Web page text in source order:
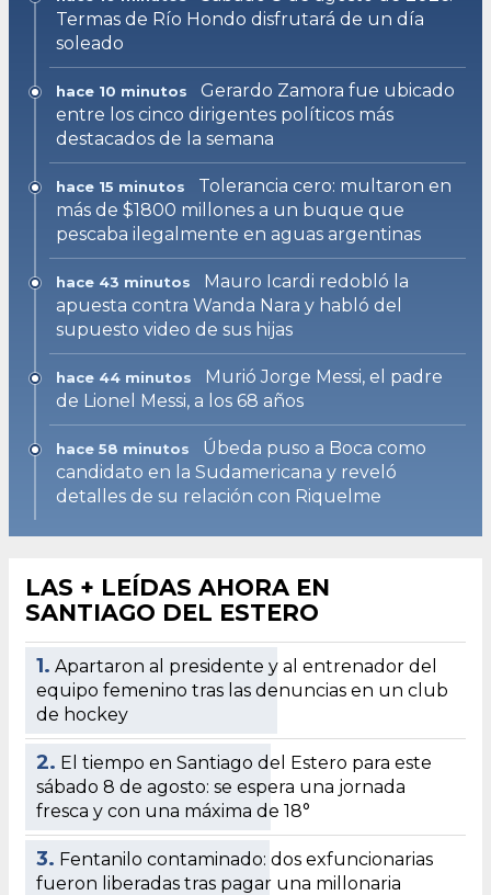
Termas de Río Hondo disfrutará de un día
soleado
hace 10 minutos
Gerardo Zamora fue ubicado
entre los cinco dirigentes políticos más
destacados de la semana
hace 15 minutos
Tolerancia cero: multaron en
más de $1800 millones a un buque que
pescaba ilegalmente en aguas argentinas
hace 43 minutos
Mauro Icardi redobló la
apuesta contra Wanda Nara y habló del
supuesto video de sus hijas
hace 44 minutos
Murió Jorge Messi, el padre
de Lionel Messi, a los 68 años
hace 58 minutos
Úbeda puso a Boca como
candidato en la Sudamericana y reveló
detalles de su relación con Riquelme
LAS + LEÍDAS AHORA EN
SANTIAGO DEL ESTERO
1. Apartaron al presidente y al entrenador del
equipo femenino tras las denuncias en un club
de hockey
2. El tiempo en Santiago del Estero para este
sábado 8 de agosto: se espera una jornada
fresca y con una máxima de 18°
3. Fentanilo contaminado: dos exfuncionarias
fueron liberadas tras pagar una millonaria